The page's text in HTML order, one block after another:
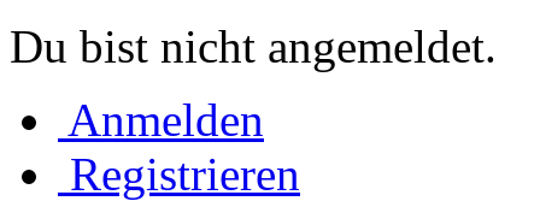
Du bist nicht angemeldet.
Anmelden
Registrieren